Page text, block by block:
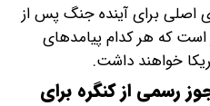
اصلی برای آینده جنگ پس از
تصور است که هر کدام پیامد‌های
خواهند داشت.
رسمی از کنگره برای